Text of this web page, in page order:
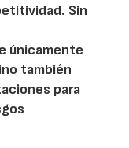
Sin
únicamente
también
para